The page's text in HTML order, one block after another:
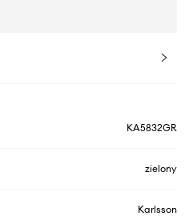
KA5832GR
zielony
Karlsson